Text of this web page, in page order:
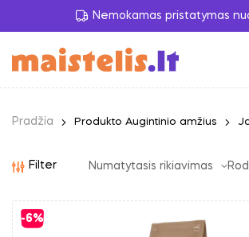
Nemokamas pristatymas
Pradžia Produkto Augintinio amžius
Filter
-6%